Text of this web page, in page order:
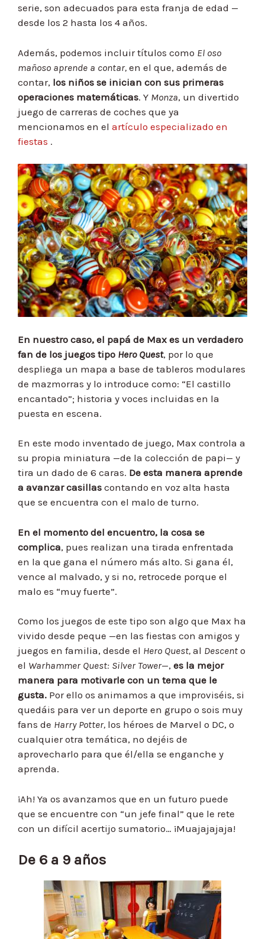
serie, son adecuados para esta franja de edad —
desde los 2 hasta los 4 años.
Además, podemos incluir títulos como El oso
mañoso aprende a contar, en el que, además de
contar, los niños se inician con sus primeras
operaciones matemáticas. Y Monza, un divertido
juego de carreras de coches que ya
mencionamos en el artículo especializado en
fiestas .
En nuestro caso, el papá de Max es un verdadero
fan de los juegos tipo Hero Quest, por lo que
despliega un mapa a base de tableros modulares
de mazmorras y lo introduce como: “El castillo
encantado”; historia y voces incluidas en la
puesta en escena.
En este modo inventado de juego, Max controla a
su propia miniatura —de la colección de papi— y
tira un dado de 6 caras. De esta manera aprende
a avanzar casillas contando en voz alta hasta
que se encuentra con el malo de turno.
En el momento del encuentro, la cosa se
complica, pues realizan una tirada enfrentada
en la que gana el número más alto. Si gana él,
vence al malvado, y si no, retrocede porque el
malo es “muy fuerte”.
Como los juegos de este tipo son algo que Max ha
vivido desde peque —en las fiestas con amigos y
juegos en familia, desde el Hero Quest, al Descent o
el Warhammer Quest: Silver Tower—, es la mejor
manera para motivarle con un tema que le
gusta. Por ello os animamos a que improviséis, si
quedáis para ver un deporte en grupo o sois muy
fans de Harry Potter, los héroes de Marvel o DC, o
cualquier otra temática, no dejéis de
aprovecharlo para que él/ella se enganche y
aprenda.
¡Ah! Ya os avanzamos que en un futuro puede
que se encuentre con “un jefe final” que le rete
con un difícil acertijo sumatorio… ¡Muajajajaja!
De 6 a 9 años